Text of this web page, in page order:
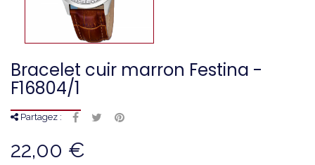
Bracelet cuir marron Festina -
F16804/1
Partagez :
22,00 €